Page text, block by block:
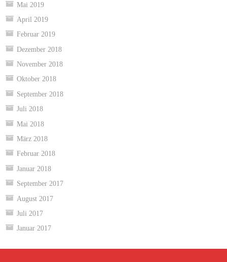
Mai 2019
April 2019
Februar 2019
Dezember 2018
November 2018
Oktober 2018
September 2018
Juli 2018
Mai 2018
März 2018
Februar 2018
Januar 2018
September 2017
August 2017
Juli 2017
Januar 2017